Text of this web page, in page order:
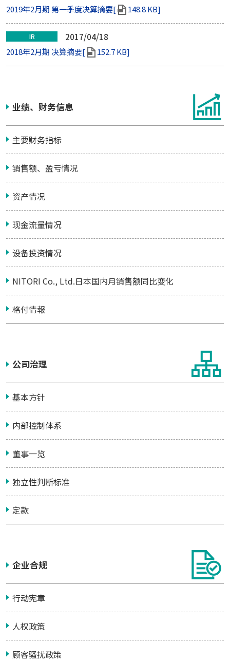
2019年2月期 第一季度决算摘要[
148.8 KB]
IR
2017/04/18
2018年2月期 决算摘要[
152.7 KB]
业绩、财务信息
主要财务指标
销售额、盈亏情况
资产情况
现金流量情况
设备投资情况
NITORI Co., Ltd.日本国内月销售额同比变化
格付情報
公司治理
基本方针
内部控制体系
董事一览
独立性判断标准
定款
企业合规
行动宪章
人权政策
顾客骚扰政策